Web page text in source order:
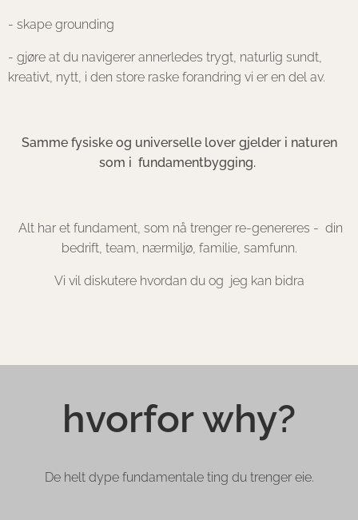
- skape grounding
- gjøre at du navigerer annerledes trygt, naturlig sundt,
kreativt, nytt, i den store raske forandring vi er en del av.
Samme fysiske og universelle lover gjelder i naturen
som i fundamentbygging.
Alt har et fundament, som nå trenger re-genereres - din
bedrift, team, nærmiljø, familie, samfunn.
Vi vil diskutere hvordan du og jeg kan bidra
hvorfor why?
De helt dype fundamentale ting du trenger eie.